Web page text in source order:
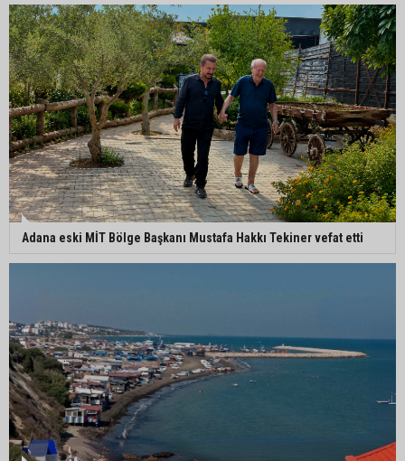
Adana eski MİT Bölge Başkanı Mustafa Hakkı Tekiner vefat etti